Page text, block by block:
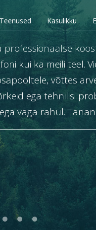
Teenused Kasulikku
kui ka meili teel.
võttes
ega tehnilisi
väga rahul.